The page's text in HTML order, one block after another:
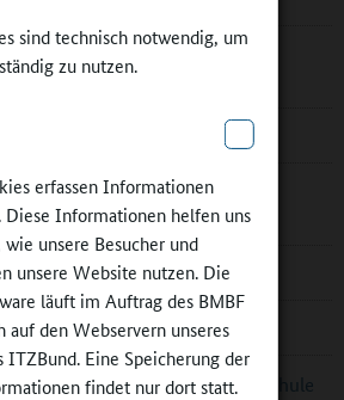
sind technisch notwendig, um
zu nutzen.
erfassen Informationen
Diese Informationen helfen uns
unsere Besucher und
unsere Website nutzen. Die
läuft im Auftrag des BMBF
auf den Webservern unseres
ITZBund. Eine Speicherung der
findet nur dort statt.
Ganztagsbildung in
Schulsports
Schulen für beste
Bildung im Ganztag
Moderne Schulbauten
Sutthausen ist Ganztagsschule